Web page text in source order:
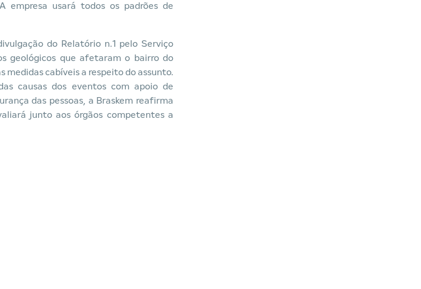
empresa usará todos os padrões de
do Relatório n.1 pelo Serviço
geológicos que afetaram o bairro do
medidas cabíveis a respeito do assunto.
causas dos eventos com apoio de
das pessoas, a Braskem reafirma
junto aos órgãos competentes a